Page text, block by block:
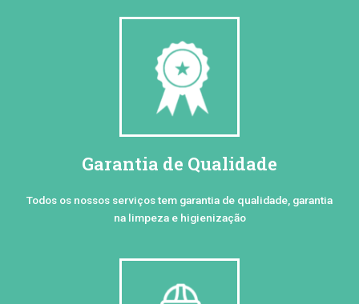
Garantia de Qualidade
Todos os nossos serviços tem garantia de qualidade, garantia
na limpeza e higienização